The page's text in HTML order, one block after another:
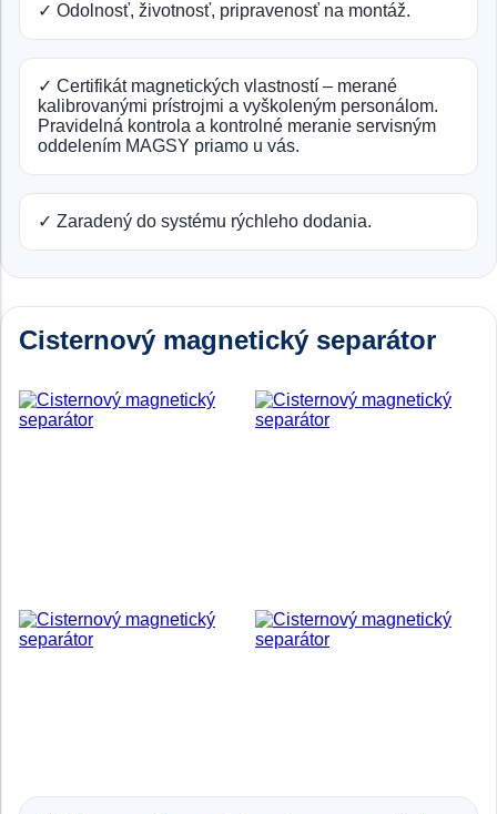
✓ Odolnosť, životnosť, pripravenosť na montáž.
✓ Certifikát magnetických vlastností – merané
kalibrovanými prístrojmi a vyškoleným personálom.
Pravidelná kontrola a kontrolné meranie servisným
oddelením MAGSY priamo u vás.
✓ Zaradený do systému rýchleho dodania.
Cisternový magnetický separátor